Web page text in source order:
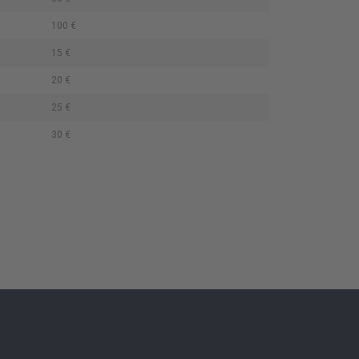
100 €
15 €
20 €
25 €
30 €